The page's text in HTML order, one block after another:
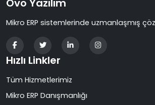
Ovo Yazılım
Mikro ERP sistemlerinde uzmanlaşmış
Hızlı Linkler
Tüm Hizmetlerimiz
Mikro ERP Danışmanlığı